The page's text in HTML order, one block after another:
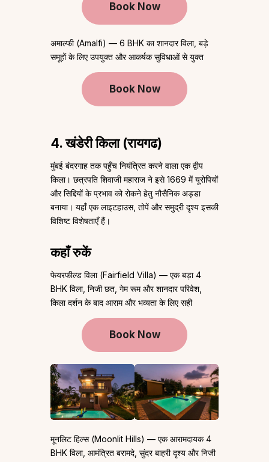
Book Now
अमाल्फी (Amalfi) — 6 BHK का शानदार विला, बड़े
समूहों के लिए उपयुक्त और आकर्षक सुविधाओं से युक्त
Book Now
4. खंडेरी किला (रायगढ)
मुंबई बंदरगाह तक पहुँच नियंत्रित करने वाला एक द्वीप
किला। छत्रपति शिवाजी महाराज ने इसे 1669 में यूरोपियों
और सिद्दियों के प्रभाव को रोकने हेतु नौसैनिक अड्डा
बनाया। यहाँ एक लाइटहाउस, तोपें और समुद्री दृश्य इसकी
विशिष्ट विशेषताएँ हैं।
कहाँ रुकें
फेयरफील्ड विला (Fairfield Villa) — एक बड़ा 4
BHK विला, निजी छत, गेम रूम और शानदार परिवेश,
किला दर्शन के बाद आराम और भव्यता के लिए सही
Book Now
मूनलिट हिल्स (Moonlit Hills) — एक आरामदायक 4
BHK विला, आमंत्रित बरामदे, सुंदर बाहरी दृश्य और निजी